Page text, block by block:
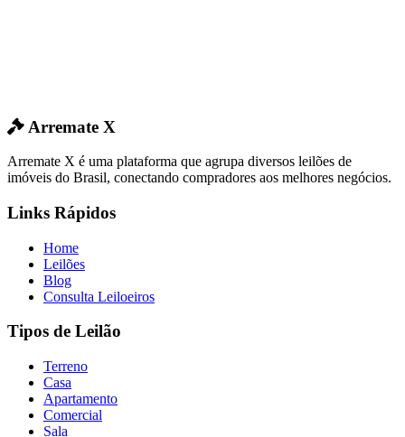
Arremate X
Arremate X é uma plataforma que agrupa diversos leilões de
imóveis do Brasil, conectando compradores aos melhores negócios.
Links Rápidos
Home
Leilões
Blog
Consulta Leiloeiros
Tipos de Leilão
Terreno
Casa
Apartamento
Comercial
Sala